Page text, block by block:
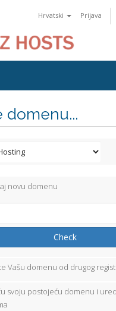
Hrvatski Prijava
domenu...
novu domenu
Check
Vašu domenu od drugog
svoju postojeću domenu i